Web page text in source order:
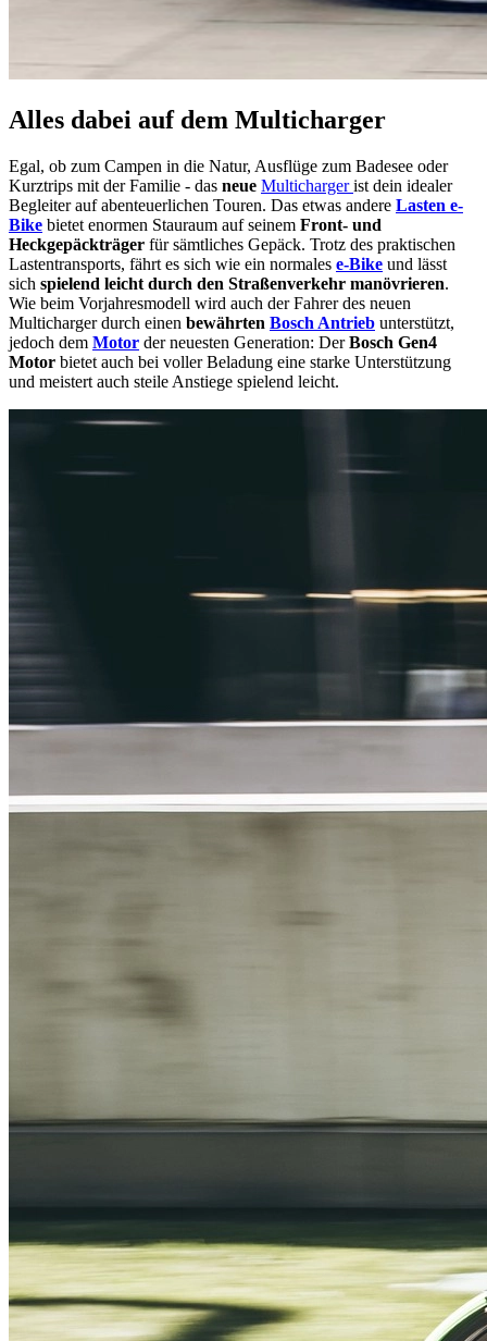
Alles dabei auf dem Multicharger
Egal, ob zum Campen in die Natur, Ausflüge zum Badesee oder
Kurztrips mit der Familie - das neue Multichargerist dein idealer
Begleiter auf abenteuerlichen Touren. Das etwas andere Lasten e-
Bike bietet enormen Stauraum auf seinem Front- und
Heckgepäckträger für sämtliches Gepäck. Trotz des praktischen
Lastentransports, fährt es sich wie ein normales e-Bike und lässt
sich spielend leicht durch den Straßenverkehr manövrieren.
Wie beim Vorjahresmodell wird auch der Fahrer des neuen
Multicharger durch einen bewährten Bosch Antrieb unterstützt,
jedoch dem Motor der neuesten Generation: DerBosch Gen4
Motor bietet auch bei voller Beladung eine starke Unterstützung
und meistert auch steile Anstiege spielend leicht.